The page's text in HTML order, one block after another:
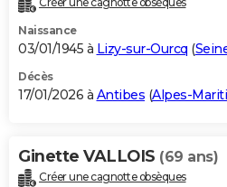
Naissance
03/01/1945 à Lizy-sur-Ourcq (
Décès
17/01/2026 à Antibes (Alpes-
Ginette VALLOIS (69 ans)
Créer une cagnotte obsèques